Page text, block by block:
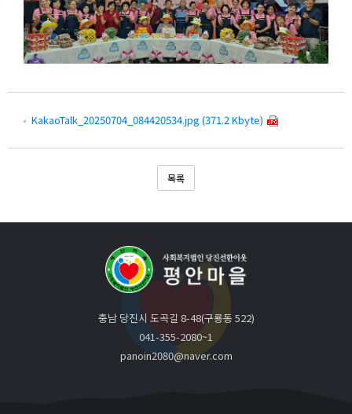
KakaoTalk_20250704_084420534.jpg (371.2 Kbyte)
목록
충남 당진시 도곡길 8-48(구룡동 522)
041-355-2080~1
panoin2080@naver.com